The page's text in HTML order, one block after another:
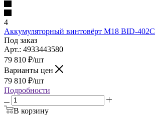
4
Аккумуляторный винтовёрт M18 BID-402C
Под заказ
Арт.: 4933443580
79 810 ₽/шт
Варианты цен
79 810 ₽/шт
Подробности
В корзину